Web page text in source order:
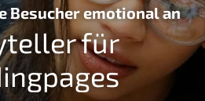
Besucher emotional an:
für